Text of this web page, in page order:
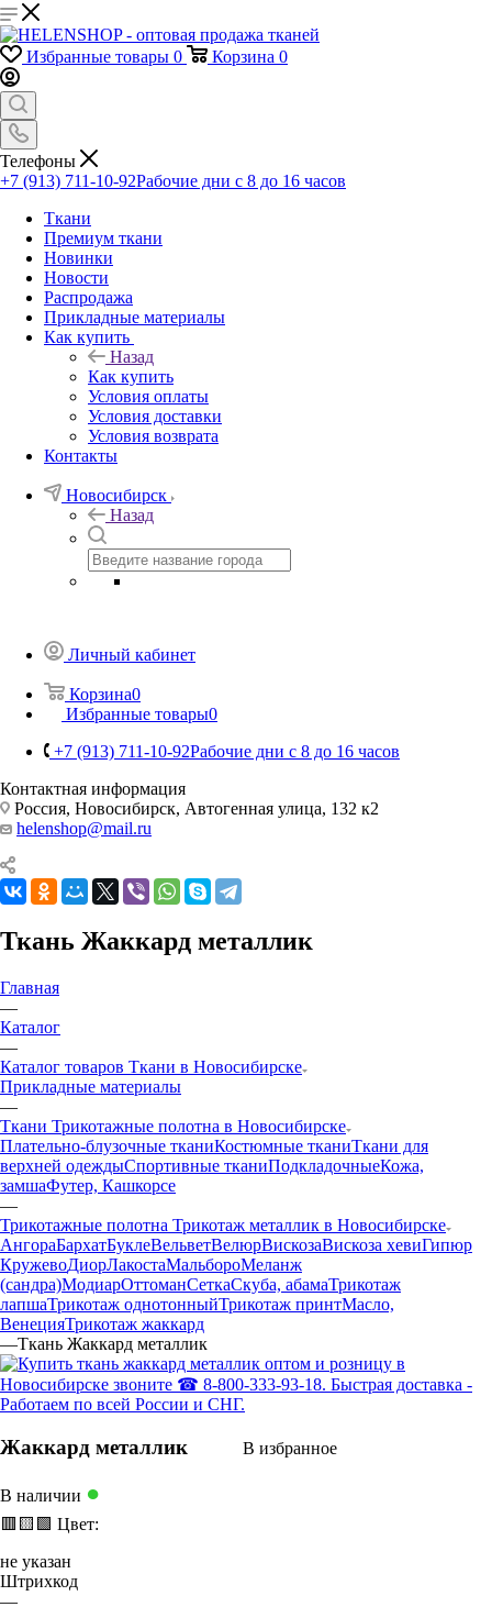
Избранные товары 0 Корзина 0
Телефоны
+7 (913) 711-10-92Рабочие дни с 8 до 16 часов
Ткани
Премиум ткани
Новинки
Новости
Распродажа
Прикладные материалы
Как купить
Назад
Как купить
Условия оплаты
Условия доставки
Условия возврата
Контакты
Новосибирск
Назад
Личный кабинет
Корзина0
Избранные товары0
+7 (913) 711-10-92Рабочие дни с 8 до 16 часов
Контактная информация
Россия, Новосибирск, Автогенная улица, 132 к2
helenshop@mail.ru
Ткань Жаккард металлик
Главная
—
Каталог
—
Каталог товаров Ткани в Новосибирске
Прикладные материалы
—
Ткани Трикотажные полотна в Новосибирске
Плательно-блузочные тканиКостюмные тканиТкани для
верхней одеждыСпортивные тканиПодкладочныеКожа,
замшаФутер, Кашкорсе
—
Трикотажные полотна Трикотаж металлик в Новосибирске
АнгораБархатБуклеВельветВелюрВискозаВискоза хевиГипюр
КружевоДиорЛакостаМальбороМеланж
(сандра)МодиарОттоманСеткаСкуба, абамаТрикотаж
лапшаТрикотаж однотонныйТрикотаж принтМасло,
ВенецияТрикотаж жаккард
—Ткань Жаккард металлик
Жаккард металлик В избранное
В наличии ●
🟥 🟨 🟩 Цвет:
не указан
Штрихкод
—